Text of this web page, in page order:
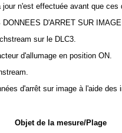
jour n'est effectuée avant que ces
D'ARRET SUR IMAGE
sur le DLC3.
d'allumage en position ON.
d'arrêt sur image à l'aide
Objet de la mesure/Plage